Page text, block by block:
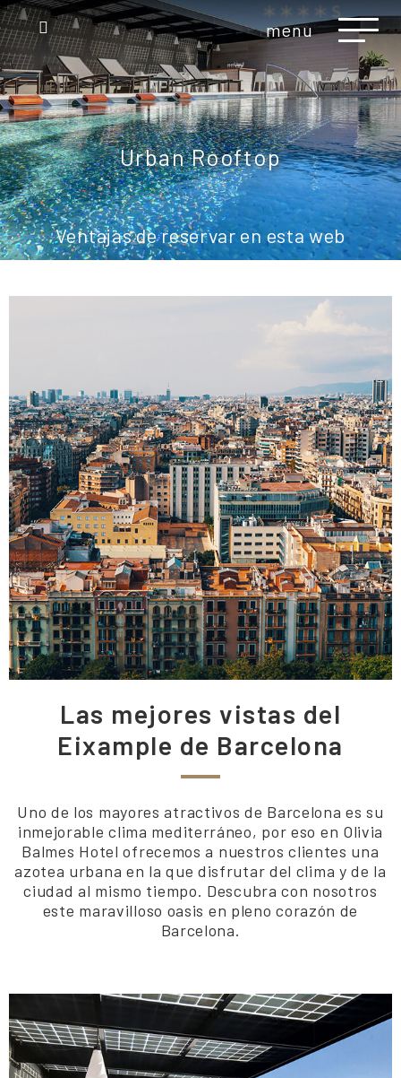
menu
Urban Rooftop
Ventajas de reservar en esta web
Las mejores vistas del
Eixample de Barcelona
Uno de los mayores atractivos de Barcelona es su
inmejorable clima mediterráneo, por eso en Olivia
Balmes Hotel ofrecemos a nuestros clientes una
azotea urbana en la que disfrutar del clima y de la
ciudad al mismo tiempo. Descubra con nosotros
este maravilloso oasis en pleno corazón de
Barcelona.